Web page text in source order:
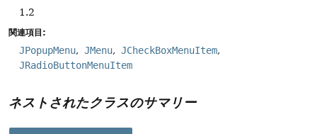
1.2
関連項目:
JPopupMenu JMenu
JCheckBoxMenuItem
JRadioButtonMenuItem
ネストされたクラスのサマリー